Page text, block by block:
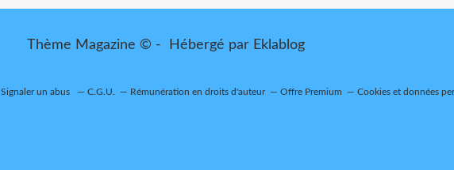
Thème Magazine © - Hébergé par Eklablog
Signaler un abus C.G.U. Rémunération en droits d'auteur Offre Premium Cookies et données